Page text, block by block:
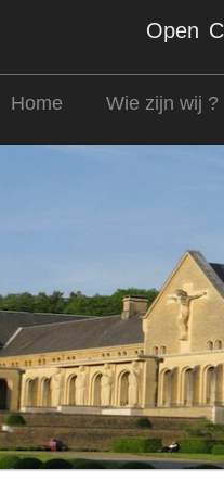
Open
Home Wie zijn wij ?